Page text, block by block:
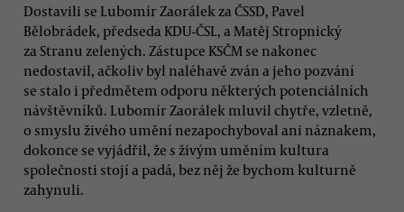
Dostavili se Lubomír Zaorálek za ČSSD, Pavel
Bělobrádek, předseda KDU-ČSL, a Matěj Stropnický
za Stranu zelených. Zástupce KSČM se nakonec
nedostavil, ačkoliv byl naléhavě zván a jeho pozvání
se stalo i předmětem odporu některých potenciálních
návštěvníků. Lubomír Zaorálek mluvil chytře, vzletně,
o smyslu živého umění nezapochyboval ani náznakem,
dokonce se vyjádřil, že s živým uměním kultura
společnosti stojí a padá, bez něj že bychom kulturně
zahynuli.